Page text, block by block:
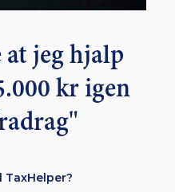
at jeg hjalp
kr igen